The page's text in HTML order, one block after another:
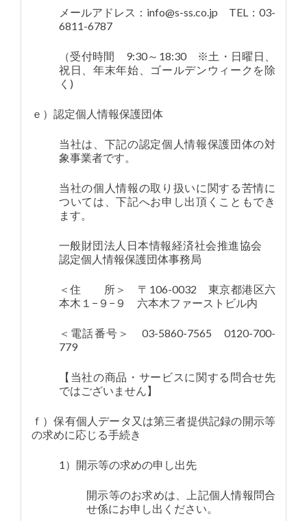
メールアドレス：info@s-ss.co.jp TEL：03-
6811-6787
（受付時間 9:30～18:30 ※土・日曜日、
祝日、年末年始、ゴールデンウィークを除
く)
ｅ）認定個人情報保護団体
当社は、下記の認定個人情報保護団体の対
象事業者です。
当社の個人情報の取り扱いに関する苦情に
ついては、下記へお申し出頂くこともでき
ます。
一般財団法人日本情報経済社会推進協会
認定個人情報保護団体事務局
＜住 所＞ 〒106-0032 東京都港区六
本木１−９−９ 六本木ファーストビル内
＜電話番号＞ 03-5860-7565 0120-700-
779
【当社の商品・サービスに関する問合せ先
ではございません】
ｆ）保有個人データ又は第三者提供記録の開示等
の求めに応じる手続き
1）開示等の求めの申し出先
開示等のお求めは、上記個人情報問合
せ係にお申し出ください。